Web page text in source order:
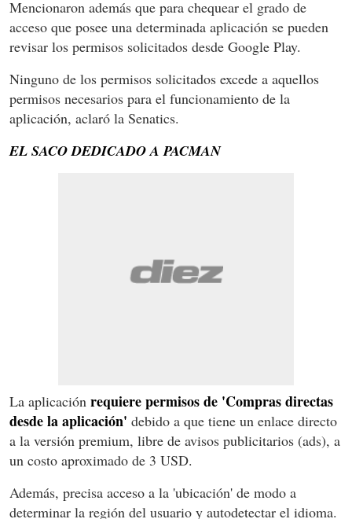
Mencionaron además que para chequear el grado de
acceso que posee una determinada aplicación se pueden
revisar los permisos solicitados desde Google Play.
Ninguno de los permisos solicitados excede a aquellos
permisos necesarios para el funcionamiento de la
aplicación, aclaró la Senatics.
EL SACO DEDICADO A PACMAN
La aplicación requiere permisos de 'Compras directas
desde la aplicación' debido a que tiene un enlace directo
a la versión premium, libre de avisos publicitarios (ads), a
un costo aproximado de 3 USD.
Además, precisa acceso a la 'ubicación' de modo a
determinar la región del usuario y autodetectar el idioma.